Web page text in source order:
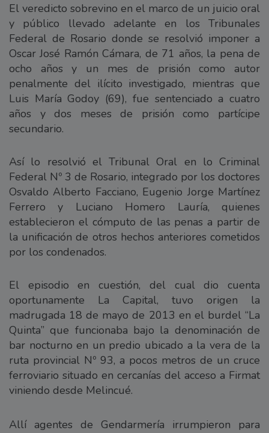
El veredicto sobrevino en el marco de un juicio oral
y público llevado adelante en los Tribunales
Federal de Rosario donde se resolvió imponer a
Oscar José Ramón Cámara, de 71 años, la pena de
ocho años y un mes de prisión como autor
penalmente del ilícito investigado, mientras que
Luis María Godoy (69), fue sentenciado a cuatro
años y dos meses de prisión como partícipe
secundario.
Así lo resolvió el Tribunal Oral en lo Criminal
Federal Nº 3 de Rosario, integrado por los doctores
Osvaldo Alberto Facciano, Eugenio Jorge Martínez
Ferrero y Luciano Homero Lauría, quienes
establecieron el cómputo de las penas a partir de
la unificación de otros hechos anteriores cometidos
por los condenados.
El episodio en cuestión, del cual dio cuenta
oportunamente La Capital, tuvo origen la
madrugada 18 de mayo de 2013 en el burdel “La
Quinta” que funcionaba bajo la denominación de
bar nocturno en un predio ubicado a la vera de la
ruta provincial Nº 93, a pocos metros de un cruce
ferroviario situado en cercanías del acceso a Firmat
viniendo desde Melincué.
Allí agentes de Gendarmería irrumpieron para